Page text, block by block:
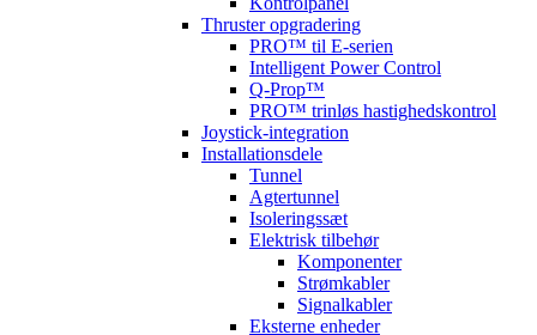
Thruster opgradering
PRO™ til E-serien
Intelligent Power Control
Q-Prop™
PRO™ trinløs hastighedskontrol
Joystick-integration
Installationsdele
Tunnel
Agtertunnel
Isoleringssæt
Elektrisk tilbehør
Komponenter
Strømkabler
Signalkabler
Eksterne enheder